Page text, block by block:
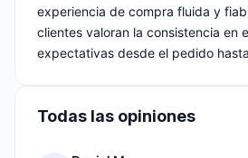
experiencia de compra fluida y
clientes valoran la consistencia en
expectativas desde el pedido
Todas las opiniones